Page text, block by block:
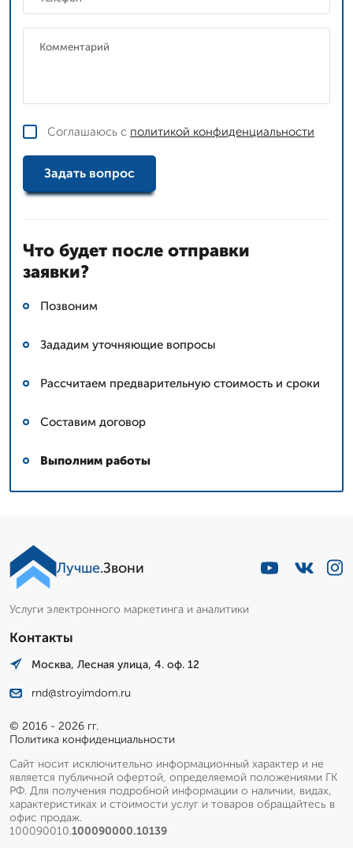
Соглашаюсь с политикой конфиденциальности
Задать вопрос
Что будет после отправки
заявки?
Позвоним
Зададим уточняющие вопросы
Рассчитаем предварительную стоимость и сроки
Составим договор
Выполним работы
Лучше.Звони
Услуги электронного маркетинга и аналитики
Контакты
Москва, Лесная улица, 4. оф. 12
rnd@stroyimdom.ru
© 2016 - 2026 гг.
Политика конфиденциальности
Сайт носит исключительно информационный характер и не
является публичной офертой, определяемой положениями ГК
РФ. Для получения подробной информации о наличии, видах,
характеристиках и стоимости услуг и товаров обращайтесь в
офис продаж.
100090010.100090000.10139